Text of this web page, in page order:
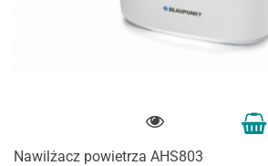
Nawilżacz powietrza AHS803